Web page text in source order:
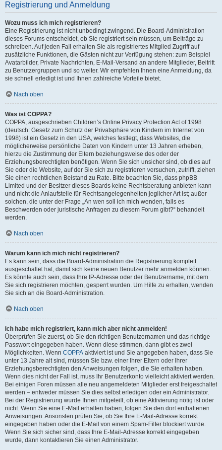
Registrierung und Anmeldung
Wozu muss ich mich registrieren?
Eine Registrierung ist nicht unbedingt zwingend. Die Board-Administration
dieses Forums entscheidet, ob Sie registriert sein müssen, um Beiträge zu
schreiben. Auf jeden Fall erhalten Sie als registriertes Mitglied Zugriff auf
zusätzliche Funktionen, die Gästen nicht zur Verfügung stehen: zum Beispiel
Avatarbilder, Private Nachrichten, E-Mail-Versand an andere Mitglieder, Beitritt
zu Benutzergruppen und so weiter. Wir empfehlen Ihnen eine Anmeldung, da
sie schnell erledigt ist und Ihnen zahlreiche Vorteile bietet.
Nach oben
Was ist COPPA?
COPPA, ausgeschrieben Children’s Online Privacy Protection Act of 1998
(deutsch: Gesetz zum Schutz der Privatsphäre von Kindern im Internet von
1998) ist ein Gesetz in den USA, welches festlegt, dass Websites, die
möglicherweise persönliche Daten von Kindern unter 13 Jahren erheben,
hierzu die Zustimmung der Eltern beziehungsweise des oder der
Erziehungsberechtigten benötigen. Wenn Sie sich unsicher sind, ob dies auf
Sie oder die Website, auf der Sie sich zu registrieren versuchen, zutrifft, ziehen
Sie einen rechtlichen Beistand zu Rate. Bitte beachten Sie, dass phpBB
Limited und der Besitzer dieses Boards keine Rechtsberatung anbieten kann
und nicht die Anlaufstelle für Rechtsangelegenheiten jeglicher Art ist; außer
solchen, die unter der Frage „An wen soll ich mich wenden, falls es
Beschwerden oder juristische Anfragen zu diesem Forum gibt?“ behandelt
werden.
Nach oben
Warum kann ich mich nicht registrieren?
Es kann sein, dass die Board-Administration die Registrierung komplett
ausgeschaltet hat, damit sich keine neuen Benutzer mehr anmelden können.
Es könnte auch sein, dass Ihre IP-Adresse oder der Benutzername, mit dem
Sie sich registrieren möchten, gesperrt wurden. Um Hilfe zu erhalten, wenden
Sie sich an die Board-Administration.
Nach oben
Ich habe mich registriert, kann mich aber nicht anmelden!
Überprüfen Sie zuerst, ob Sie den richtigen Benutzernamen und das richtige
Passwort eingegeben haben. Wenn diese stimmen, dann gibt es zwei
Möglichkeiten. Wenn COPPA aktiviert ist und Sie angegeben haben, dass Sie
unter 13 Jahre alt sind, müssen Sie bzw. einer Ihrer Eltern oder Ihrer
Erziehungsberechtigten den Anweisungen folgen, die Sie erhalten haben.
Wenn dies nicht der Fall ist, muss Ihr Benutzerkonto vielleicht aktiviert werden.
Bei einigen Foren müssen alle neu angemeldeten Mitglieder erst freigeschaltet
werden – entweder müssen Sie dies selbst erledigen oder ein Administrator.
Bei der Registrierung wurde Ihnen mitgeteilt, ob eine Aktivierung nötig ist oder
nicht. Wenn Sie eine E-Mail erhalten haben, folgen Sie den dort enthaltenen
Anweisungen. Ansonsten prüfen Sie, ob Sie Ihre E-Mail-Adresse korrekt
eingegeben haben oder die E-Mail von einem Spam-Filter blockiert wurde.
Wenn Sie sich sicher sind, dass Ihre E-Mail-Adresse korrekt eingegeben
wurde, dann kontaktieren Sie einen Administrator.